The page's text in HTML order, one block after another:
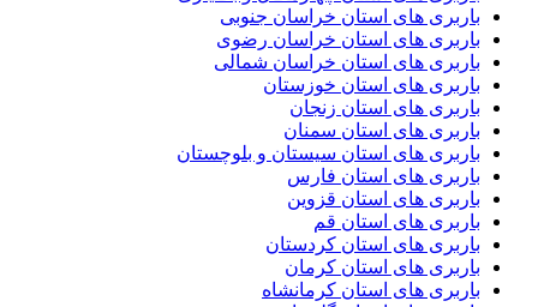
باربری های استان خراسان جنوبی
باربری های استان خراسان رضوی
باربری های استان خراسان شمالی
باربری های استان خوزستان
باربری های استان زنجان
باربری های استان سمنان
باربری های استان سیستان و بلوچستان
باربری های استان فارس
باربری های استان قزوین
باربری های استان قم
باربری های استان کردستان
باربری های استان کرمان
باربری های استان کرمانشاه